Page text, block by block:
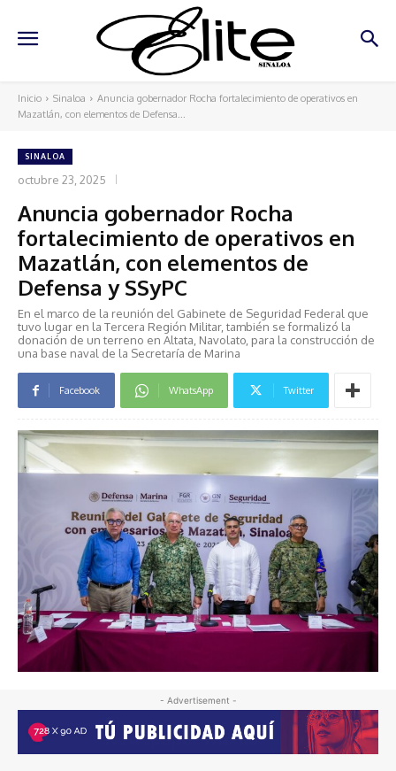
Inicio Sinaloa
Anuncia gobernador Rocha fortalecimiento de operativos en
Mazatlán, con elementos de Defensa...
SINALOA
octubre 23, 2025
Anuncia gobernador Rocha
fortalecimiento de operativos en
Mazatlán, con elementos de
Defensa y SSyPC
En el marco de la reunión del Gabinete de Seguridad Federal que
tuvo lugar en la Tercera Región Militar, también se formalizó la
donación de un terreno en Altata, Navolato, para la construcción de
una base naval de la Secretaría de Marina
Facebook WhatsApp Twitter
- Advertisement -